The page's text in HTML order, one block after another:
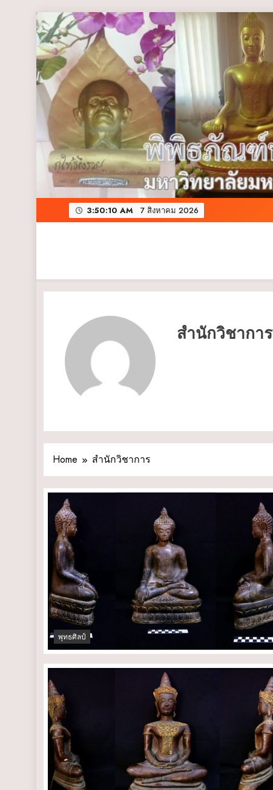
Skip
to
content
3:50:11 AM 7 สิงหาคม 2026
สำนักวิชาการ
Home สำนักวิชาการ
พุทธศิลป์